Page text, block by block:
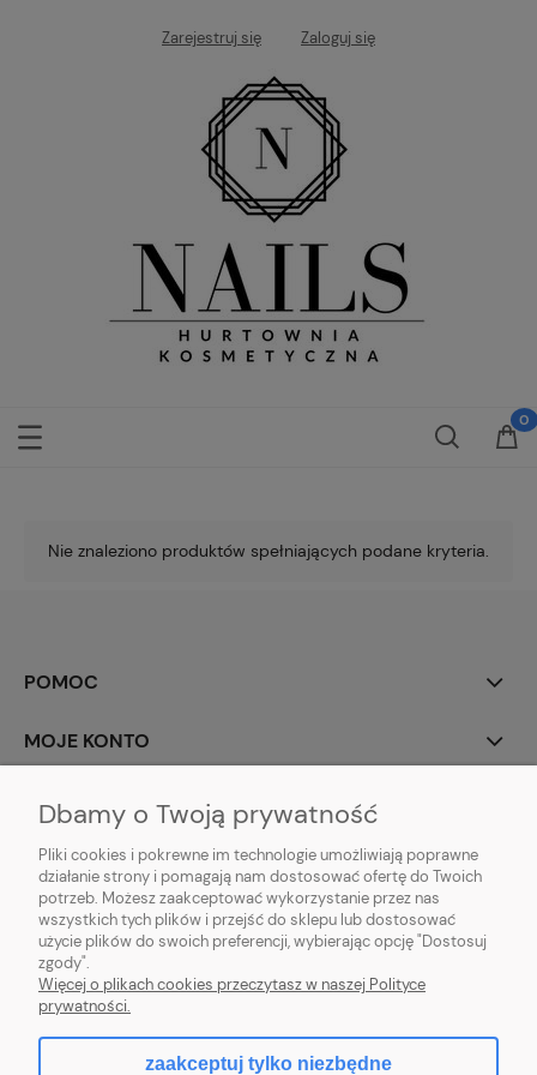
Zarejestruj się Zaloguj się
Nie znaleziono produktów spełniających podane kryteria.
POMOC
MOJE KONTO
PŁATNOŚCI I DOSTAWA
INFORMACJE
O NAS
pokaż pełną wersję strony
Dbamy o Twoją prywatność
Pliki cookies i pokrewne im technologie umożliwiają poprawne
działanie strony i pomagają nam dostosować ofertę do Twoich
potrzeb. Możesz zaakceptować wykorzystanie przez nas
wszystkich tych plików i przejść do sklepu lub dostosować
użycie plików do swoich preferencji, wybierając opcję "Dostosuj
zgody".
Więcej o plikach cookies przeczytasz w naszej Polityce
prywatności.
zaakceptuj tylko niezbędne